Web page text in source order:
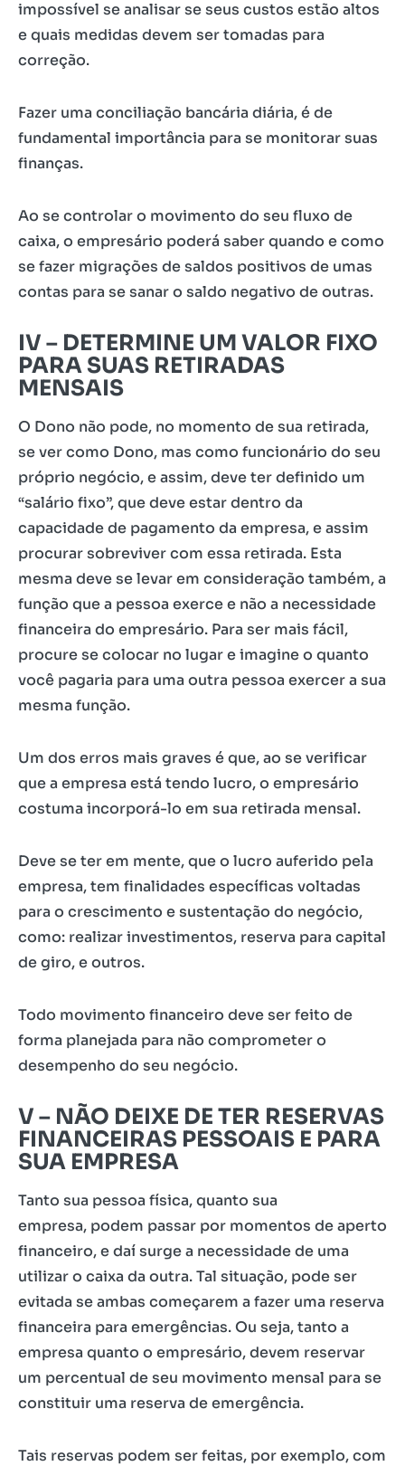
impossível se analisar se seus custos estão altos
e quais medidas devem ser tomadas para
correção.
Fazer uma conciliação bancária diária, é de
fundamental importância para se monitorar suas
finanças.
Ao se controlar o movimento do seu fluxo de
caixa, o empresário poderá saber quando e como
se fazer migrações de saldos positivos de umas
contas para se sanar o saldo negativo de outras.
IV – DETERMINE UM VALOR FIXO
PARA SUAS RETIRADAS
MENSAIS
O Dono não pode, no momento de sua retirada,
se ver como Dono, mas como funcionário do seu
próprio negócio, e assim, deve ter definido um
“salário fixo”, que deve estar dentro da
capacidade de pagamento da empresa, e assim
procurar sobreviver com essa retirada. Esta
mesma deve se levar em consideração também, a
função que a pessoa exerce e não a necessidade
financeira do empresário. Para ser mais fácil,
procure se colocar no lugar e imagine o quanto
você pagaria para uma outra pessoa exercer a sua
mesma função.
Um dos erros mais graves é que, ao se verificar
que a empresa está tendo lucro, o empresário
costuma incorporá-lo em sua retirada mensal.
Deve se ter em mente, que o lucro auferido pela
empresa, tem finalidades específicas voltadas
para o crescimento e sustentação do negócio,
como: realizar investimentos, reserva para capital
de giro, e outros.
Todo movimento financeiro deve ser feito de
forma planejada para não comprometer o
desempenho do seu negócio.
V – NÃO DEIXE DE TER RESERVAS
FINANCEIRAS PESSOAIS E PARA
SUA EMPRESA
Tanto sua pessoa física, quanto sua
empresa, podem passar por momentos de aperto
financeiro, e daí surge a necessidade de uma
utilizar o caixa da outra. Tal situação, pode ser
evitada se ambas começarem a fazer uma reserva
financeira para emergências. Ou seja, tanto a
empresa quanto o empresário, devem reservar
um percentual de seu movimento mensal para se
constituir uma reserva de emergência.
Tais reservas podem ser feitas, por exemplo, com